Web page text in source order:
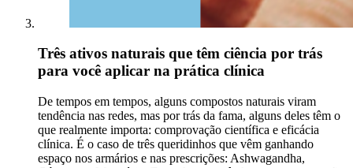
Três ativos naturais que têm ciência por trás
para você aplicar na prática clínica
De tempos em tempos, alguns compostos naturais viram
tendência nas redes, mas por trás da fama, alguns deles têm o
que realmente importa: comprovação científica e eficácia
clínica. É o caso de três queridinhos que vêm ganhando
espaço nos armários e nas prescrições: Ashwagandha,